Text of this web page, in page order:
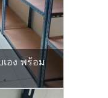
อง พร้อม